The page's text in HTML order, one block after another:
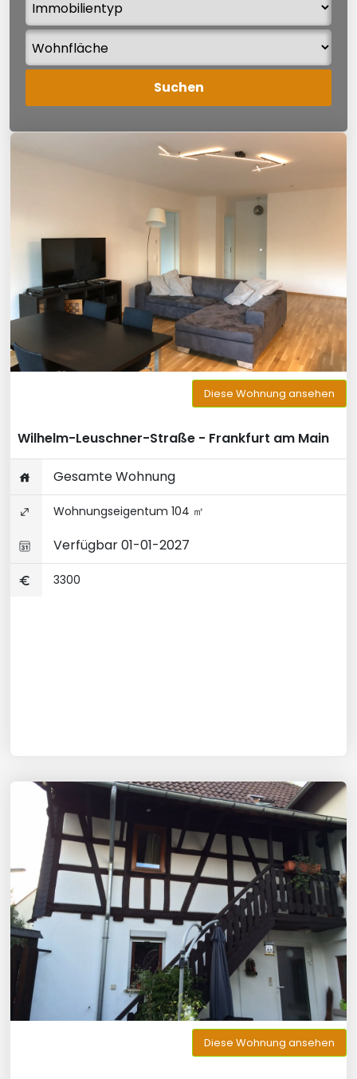
Diese Wohnung ansehen
Wilhelm-Leuschner-Straße - Frankfurt am Main
Gesamte Wohnung
Wohnungseigentum 104 ㎡
Verfügbar 01-01-2027
3300
Diese Wohnung ansehen